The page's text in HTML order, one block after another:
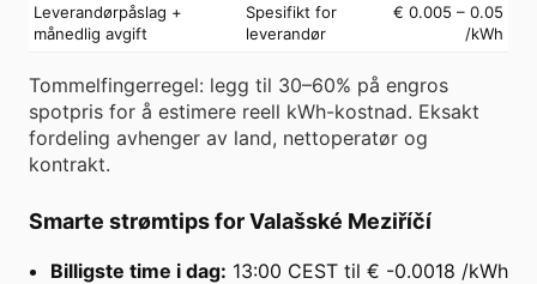
Leverandørpåslag +
månedlig avgift
Spesifikt for
leverandør
€ 0.005 – 0.05
/kWh
Tommelfingerregel: legg til 30–60% på engros
spotpris for å estimere reell kWh-kostnad. Eksakt
fordeling avhenger av land, nettoperatør og
kontrakt.
Smarte strømtips for Valašské Meziříčí
Billigste time i dag: 13:00 CEST til € -0.0018 /kWh